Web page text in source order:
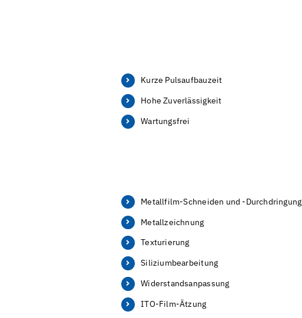
Kurze Pulsaufbauzeit
Hohe Zuverlässigkeit
Wartungsfrei
Metallfilm-Schneiden und -Durchdringung
Metallzeichnung
Texturierung
Siliziumbearbeitung
Widerstandsanpassung
ITO-Film-Ätzung